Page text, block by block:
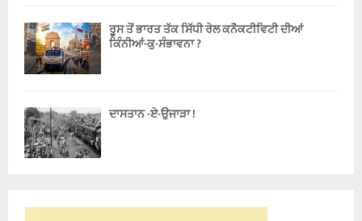
ਰੂਸ ਤੋਂ ਭਾਰਤ ਤੱਕ ਸਿੱਧੀ ਰੇਲ ਕਨੈਕਟੀਵਿਟੀ ਦੀਆਂ
ਕਿੰਨੀਆਂ-ਕੁ-ਸੰਭਾਵਨਾ ?
ਦਾਸਤਾਨ -ਏ-ਉਜਾੜਾ !